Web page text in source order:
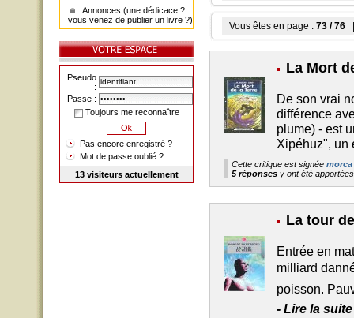
Annonces (une dédicace ?
vous venez de publier un livre ?)
Pseudo
:
Passe :
Toujours me reconnaître
Pas encore enregistré ?
Mot de passe oublié ?
13 visiteurs actuellement
Vous êtes en page : 73 / 76
La Mort
De son vrai
différence
plume) - est
Xipéhuz", un
Cette critique est signée morca
5 réponses y ont été
La tour
Entrée en
milliard
poisson.
- Lire la